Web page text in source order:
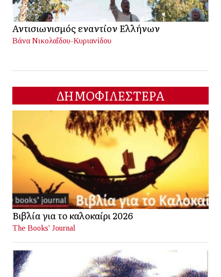
Αντισιωνισμός εναντίον Ελλήνων
Βάνα Νικολαΐδου-Κυριανίδου
ΔΗΜΟΦΙΛΕΣΤΕΡΑ
Βιβλία για το καλοκαίρι 2026
The Books' Journal